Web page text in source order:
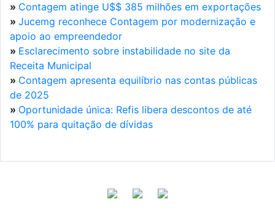
» Contagem atinge U$$ 385 milhões em exportações
» Jucemg reconhece Contagem por modernização e
apoio ao empreendedor
» Esclarecimento sobre instabilidade no site da
Receita Municipal
» Contagem apresenta equilíbrio nas contas públicas
de 2025
» Oportunidade única: Refis libera descontos de até
100% para quitação de dívidas